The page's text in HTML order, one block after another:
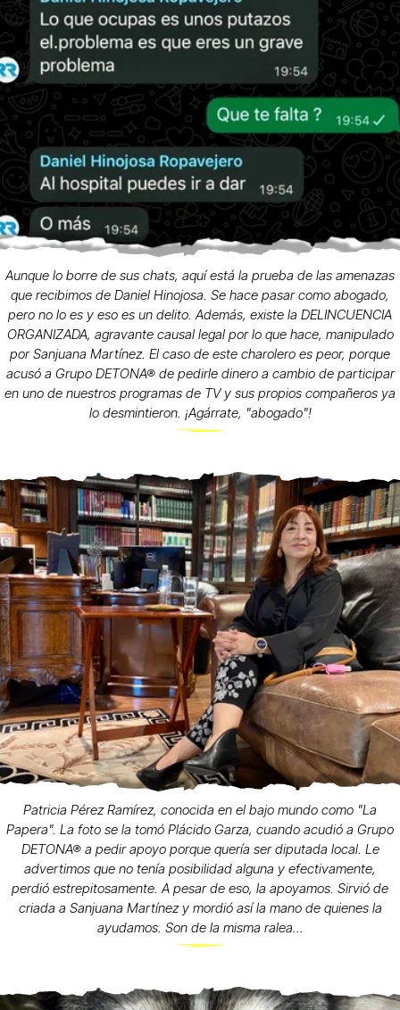
Aunque lo borre de sus chats, aquí está la prueba de las amenazas
que recibimos de Daniel Hinojosa. Se hace pasar como abogado,
pero no lo es y eso es un delito. Además, existe la DELINCUENCIA
ORGANIZADA, agravante causal legal por lo que hace, manipulado
por Sanjuana Martínez. El caso de este charolero es peor, porque
acusó a Grupo DETONA® de pedirle dinero a cambio de participar
en uno de nuestros programas de TV y sus propios compañeros ya
lo desmintieron. ¡Agárrate, "abogado"!
Patricia Pérez Ramírez, conocida en el bajo mundo como "La
Papera". La foto se la tomó Plácido Garza, cuando acudió a Grupo
DETONA® a pedir apoyo porque quería ser diputada local. Le
advertimos que no tenía posibilidad alguna y efectivamente,
perdió estrepitosamente. A pesar de eso, la apoyamos. Sirvió de
criada a Sanjuana Martínez y mordió así la mano de quienes la
ayudamos. Son de la misma ralea...